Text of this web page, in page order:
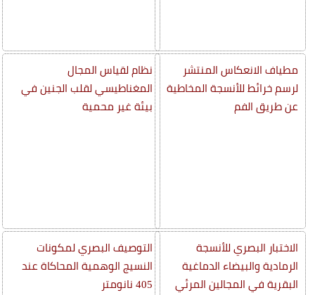
مطياف الانعكاس المنتشر
لرسم خرائط للأنسجة المخاطية
عن طريق الفم
الاختبار البصري للأنسجة
الرمادية والبيضاء الدماغية
البقرية في المجالين المرئي
نظام لقياس المجال
المغناطيسي لقلب الجنين في
بيئة غير محمية
التوصيف البصري لمكونات
النسيج الوهمية المحاكاة عند
405 نانومتر